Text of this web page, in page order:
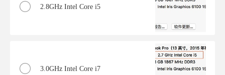
2.8GHz Intel Core i5
3.0GHz Intel Core i7